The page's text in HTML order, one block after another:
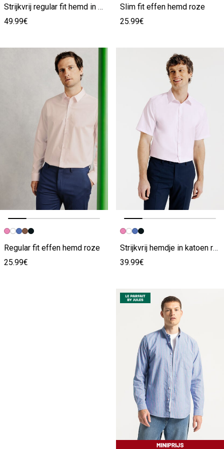
Strijkvrij regular fit hemd in katoen roze
49.99€
Slim fit effen hemd roze
25.99€
Vorige afbeelding
Volgende beeld
Regular fit effen hemd roze
25.99€
Vorige afbeelding
Volgende beeld
Strijkvrij hemdje in katoen roze
39.99€